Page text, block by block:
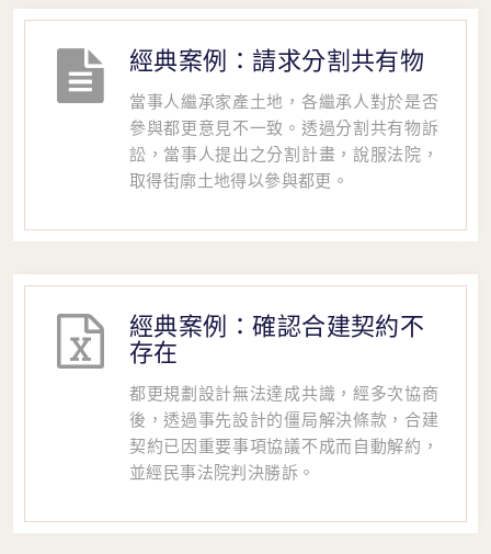
經典案例：請求分割共有物
當事人繼承家產土地，各繼承人對於是否
參與都更意見不一致。透過分割共有物訴
訟，當事人提出之分割計畫，說服法院，
取得街廓土地得以參與都更。
經典案例：確認合建契約不
存在
都更規劃設計無法達成共識，經多次協商
後，透過事先設計的僵局解決條款，合建
契約已因重要事項協議不成而自動解約，
並經民事法院判決勝訴。